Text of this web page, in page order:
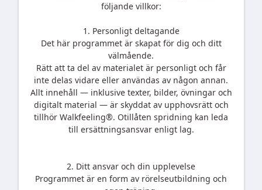
följande villkor:
1. Personligt deltagande
Det här programmet är skapat för dig och ditt
välmående.
Rätt att ta del av materialet är personligt och får
inte delas vidare eller användas av någon annan.
Allt innehåll — inklusive texter, bilder, övningar och
digitalt material — är skyddat av upphovsrätt och
tillhör Walkfeeling®. Otillåten spridning kan leda
till ersättningsansvar enligt lag.
2. Ditt ansvar och din upplevelse
Programmet är en form av rörelseutbildning och